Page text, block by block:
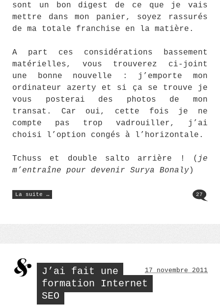
sont un bon digest de ce que je vais
mettre dans mon panier, soyez rassurés
de ma totale franchise en la matière.
A part ces considérations bassement
matérielles, vous trouverez ci-joint
une bonne nouvelle : j’emporte mon
ordinateur azerty et si ça se trouve je
vous posterai des photos de mon
transat. Car oui, cette fois je ne
compte pas trop vadrouiller, j’ai
choisi l’option congés à l’horizontale.
Tchuss et double salto arrière ! ( je
m’entraîne pour devenir Surya Bonaly)
La suite …
« Ma
valise
27
J’ai fait une
formation Internet
SEO
17 novembre 2011